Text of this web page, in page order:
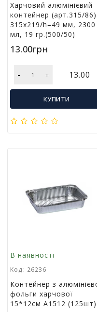
Харчовий алюмінієвий
контейнер (арт.315/86)
315х219/h=49 мм, 2300
мл, 19 гр.(500/50)
13.00грн
- + 13.00
КУПИТИ
В наявності
Код: 26236
Контейнер з
фольги харчової
15*12см A1512 (125шт)